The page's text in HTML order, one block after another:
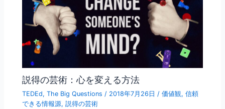
説得の芸術：心を変える方法
TEDEd,The Big Questions / 2018年7月26日 /価値観,信頼
できる情報源,説得の芸術